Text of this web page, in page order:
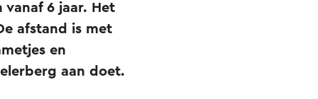
6 jaar. Het
afstand is met
en
aan doet.